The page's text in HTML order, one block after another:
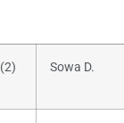
Sowa D.